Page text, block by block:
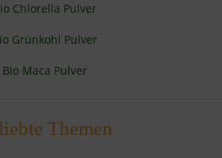
Chlorella Pulver
Grünkohl Pulver
Bio Maca Pulver
Themen